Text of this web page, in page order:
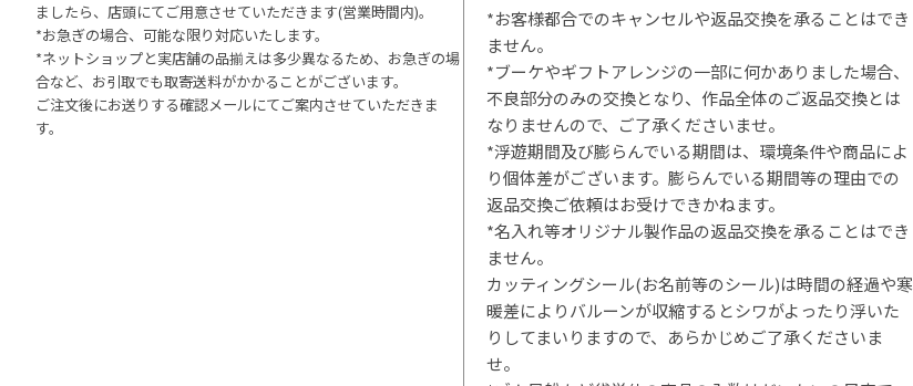
ましたら、店頭にてご用意させていただきます(営業時間内)。
*お急ぎの場合、可能な限り対応いたします。
*ネットショップと実店舗の品揃えは多少異なるため、お急ぎの場
合など、お引取でも取寄送料がかかることがございます。
ご注文後にお送りする確認メールにてご案内させていただきま
す。
*お客様都合でのキャンセルや返品交換を承ることはでき
ません。
*ブーケやギフトアレンジの一部に何かありました場合、
不良部分のみの交換となり、作品全体のご返品交換とは
なりませんので、ご了承くださいませ。
*浮遊期間及び膨らんでいる期間は、環境条件や商品によ
り個体差がございます。膨らんでいる期間等の理由での
返品交換ご依頼はお受けできかねます。
*名入れ等オリジナル製作品の返品交換を承ることはでき
ません。
カッティングシール(お名前等のシール)は時間の経過や寒
暖差によりバルーンが収縮するとシワがよったり浮いた
りしてまいりますので、あらかじめご了承くださいま
せ。